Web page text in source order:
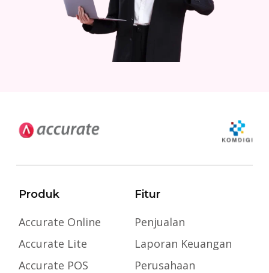
Produk
Accurate Online
Accurate Lite
Accurate POS
Fitur
Penjualan
Laporan Keuangan
Perusahaan